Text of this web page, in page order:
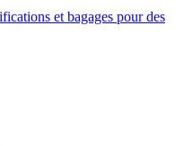
et bagages pour des